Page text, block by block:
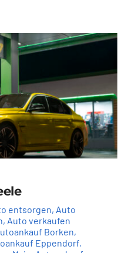
entsorgen, Auto
, Auto verkaufen
Borken,
Eppendorf,